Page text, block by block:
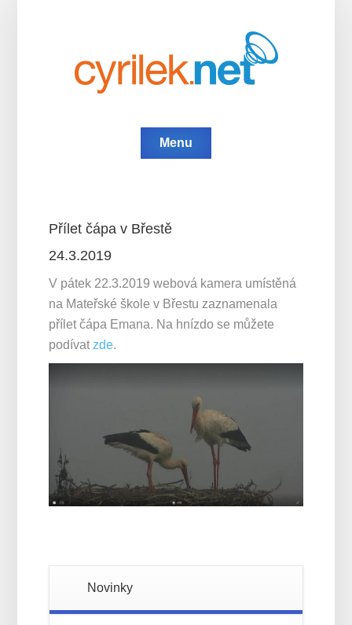
Menu
Přílet čápa v Břestě
24.3.2019
V pátek 22.3.2019 webová kamera umístěná
na Mateřské škole v Břestu zaznamenala
přílet čápa Emana. Na hnízdo se můžete
podívat zde.
Novinky